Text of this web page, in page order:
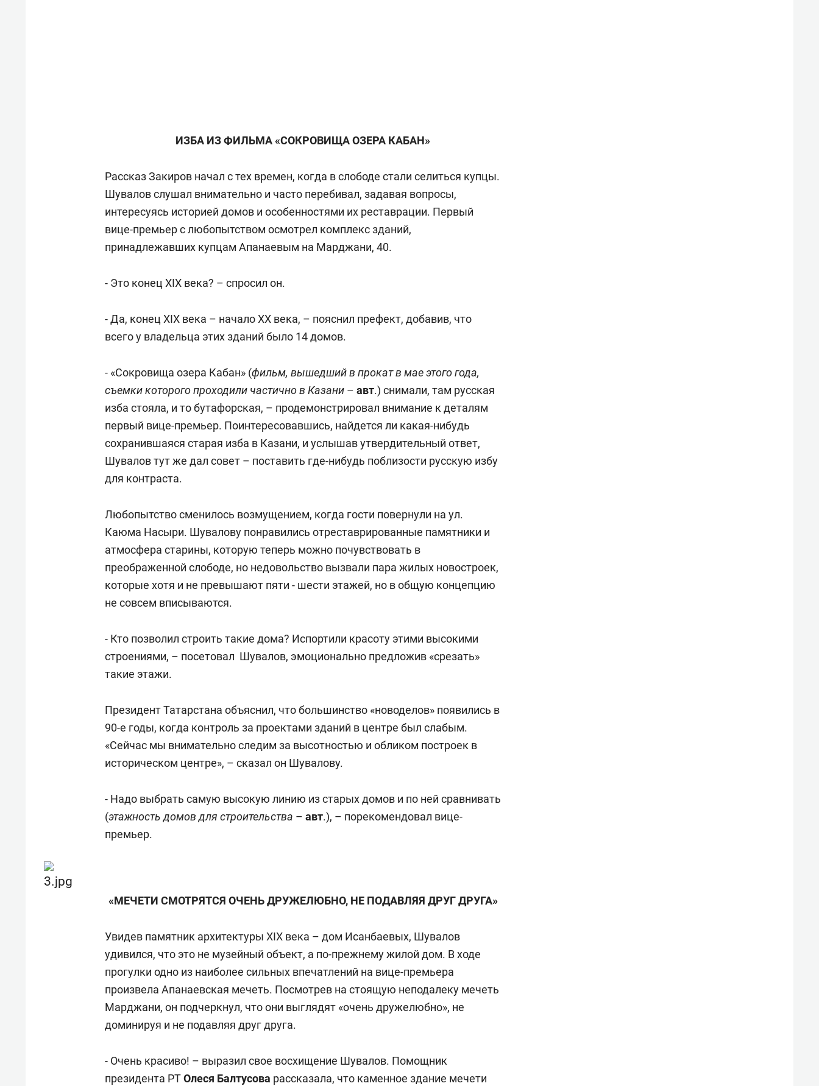
ИЗБА ИЗ ФИЛЬМА «СОКРОВИЩА ОЗЕРА КАБАН»
Рассказ Закиров начал с тех времен, когда в слободе стали селиться купцы.
Шувалов слушал внимательно и часто перебивал, задавая вопросы,
интересуясь историей домов и особенностями их реставрации. Первый
вице-премьер с любопытством осмотрел комплекс зданий,
принадлежавших купцам Апанаевым на Марджани, 40.
- Это конец XIX века? – спросил он.
- Да, конец XIX века – начало XX века, – пояснил префект, добавив, что
всего у владельца этих зданий было 14 домов.
- «Сокровища озера Кабан» (фильм, вышедший в прокат в мае этого года,
съемки которого проходили частично в Казани – авт.) снимали, там русская
изба стояла, и то бутафорская, – продемонстрировал внимание к деталям
первый вице-премьер. Поинтересовавшись, найдется ли какая-нибудь
сохранившаяся старая изба в Казани, и услышав утвердительный ответ,
Шувалов тут же дал совет – поставить где-нибудь поблизости русскую избу
для контраста.
Любопытство сменилось возмущением, когда гости повернули на ул.
Каюма Насыри. Шувалову понравились отреставрированные памятники и
атмосфера старины, которую теперь можно почувствовать в
преображенной слободе, но недовольство вызвали пара жилых новостроек,
которые хотя и не превышают пяти - шести этажей, но в общую концепцию
не совсем вписываются.
- Кто позволил строить такие дома? Испортили красоту этими высокими
строениями, – посетовал Шувалов, эмоционально предложив «срезать»
такие этажи.
Президент Татарстана объяснил, что большинство «новоделов» появились в
90-е годы, когда контроль за проектами зданий в центре был слабым.
«Сейчас мы внимательно следим за высотностью и обликом построек в
историческом центре», – сказал он Шувалову.
- Надо выбрать самую высокую линию из старых домов и по ней сравнивать
(этажность домов для строительства – авт.), – порекомендовал вице-
премьер.
«МЕЧЕТИ СМОТРЯТСЯ ОЧЕНЬ ДРУЖЕЛЮБНО, НЕ ПОДАВЛЯЯ ДРУГ ДРУГА»
Увидев памятник архитектуры XIX века – дом Исанбаевых, Шувалов
удивился, что это не музейный объект, а по-прежнему жилой дом. В ходе
прогулки одно из наиболее сильных впечатлений на вице-премьера
произвела Апанаевская мечеть. Посмотрев на стоящую неподалеку мечеть
Марджани, он подчеркнул, что они выглядят «очень дружелюбно», не
доминируя и не подавляя друг друга.
- Очень красиво! – выразил свое восхищение Шувалов. Помощник
президента РТОлеся Балтусова рассказала, что каменное здание мечети